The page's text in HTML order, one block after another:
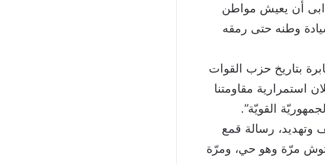
ابى أن يعيش مواطن
وطنه حتى رمقه
بتاريخ حزب القوات
استمرارية مقاومتنا
القويّة”.
وتهديد، رسالة قمع
مرّة وهو حي، ومرّة